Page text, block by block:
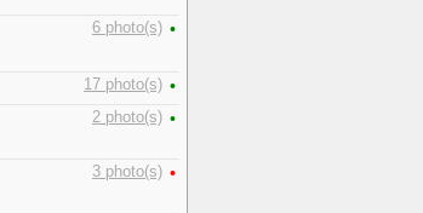
6 photo(s) •
17 photo(s) •
2 photo(s) •
3 photo(s) •